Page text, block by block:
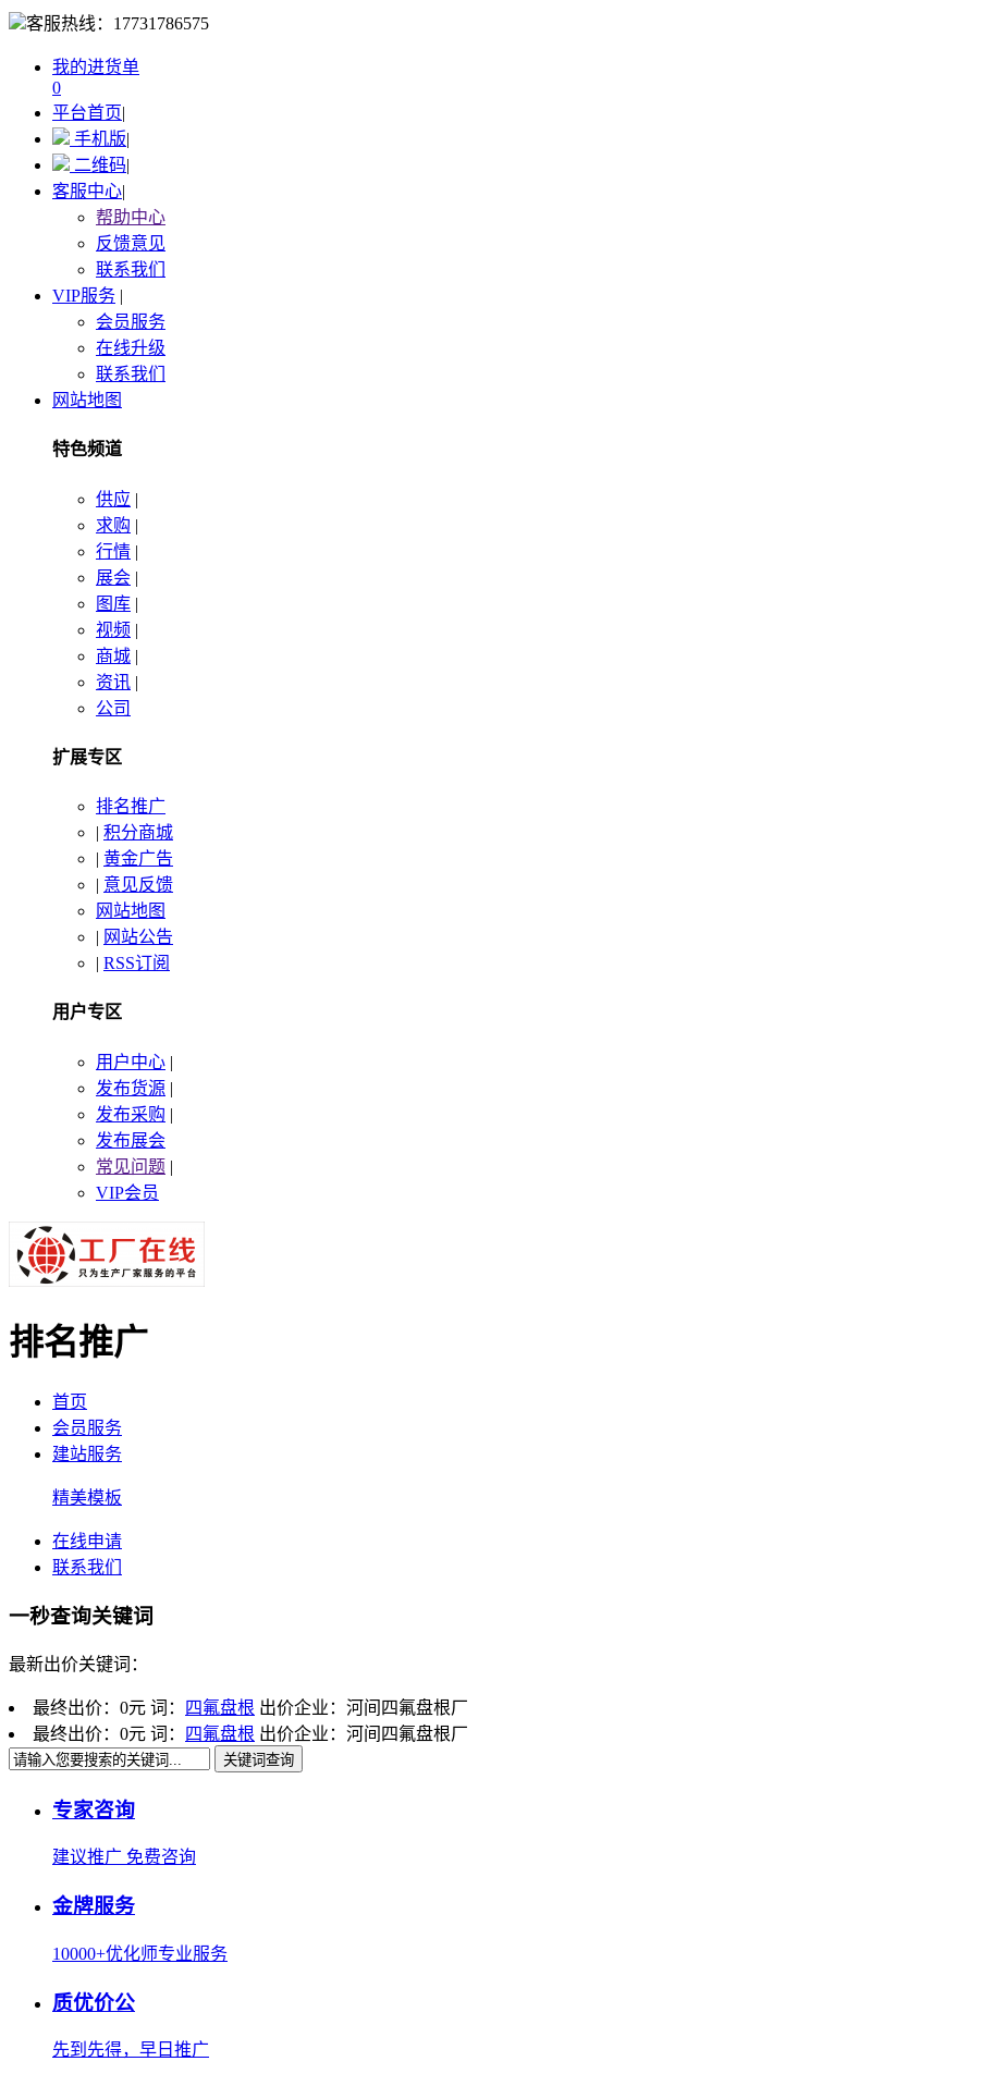
客服热线： 17731786575
我的进货单
0
平台首页|
手机版|
二维码|
客服中心|
帮助中心
反馈意见
联系我们
VIP服务 |
会员服务
在线升级
联系我们
网站地图
特色频道
供应 |
求购 |
行情 |
展会 |
图库 |
视频 |
商城 |
资讯 |
公司
扩展专区
排名推广
| 积分商城
| 黄金广告
| 意见反馈
网站地图
| 网站公告
| RSS订阅
用户专区
用户中心 |
发布货源 |
发布采购 |
发布展会
常见问题 |
VIP会员
排名推广
首页
会员服务
建站服务
精美模板
在线申请
联系我们
一秒查询关键词
最新出价关键词：
最终出价： 0元 词： 四氟盘根 出价企业：河间四氟盘根厂
最终出价： 0元 词： 四氟盘根 出价企业：河间四氟盘根厂
关键词查询
专家咨询
建议推广 免费咨询
金牌服务
10000+优化师专业服务
质优价公
先到先得，早日推广